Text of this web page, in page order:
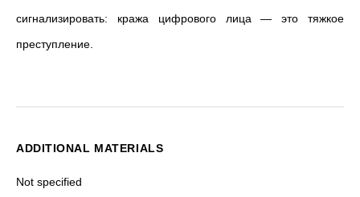
сигнализировать: кража цифрового лица — это тяжкое
преступление.
ADDITIONAL MATERIALS
Not specified